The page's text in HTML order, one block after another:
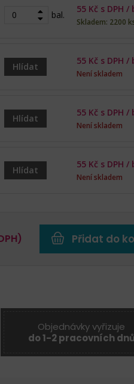
bal.
55Kč s DPH /
Skladem: 2200
Hlídat
55Kč s DPH /
Není skladem
Hlídat
55Kč s DPH /
Není skladem
Hlídat
55Kč s DPH /
Není skladem
Přidat do
Objednávky vyřizuje
do 1-2 pracovních dnů